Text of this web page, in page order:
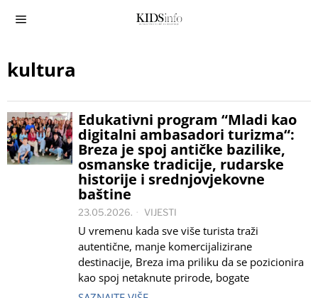
kultura
Edukativni program “Mladi kao
digitalni ambasadori turizma“:
Breza je spoj antičke bazilike,
osmanske tradicije, rudarske
historije i srednjovjekovne
baštine
23.05.2026. VIJESTI
U vremenu kada sve više turista traži
autentične, manje komercijalizirane
destinacije, Breza ima priliku da se pozicionira
kao spoj netaknute prirode, bogate